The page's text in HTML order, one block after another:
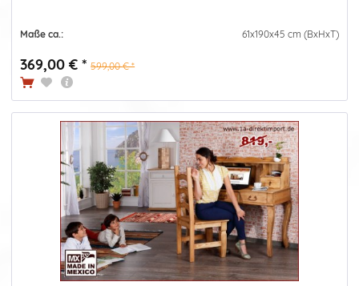
Maße ca.: 61x190x45 cm (BxHxT)
369,00 € * 599,00 € *